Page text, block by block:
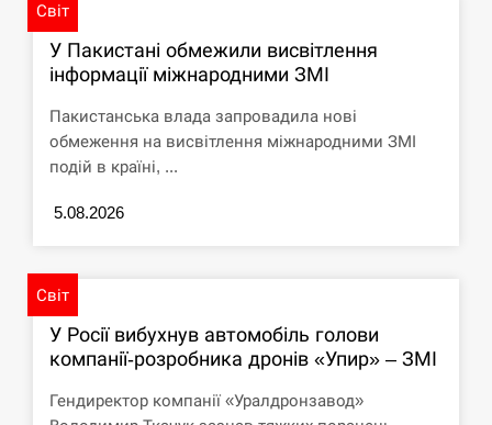
Світ
У Пакистані обмежили висвітлення
інформації міжнародними ЗМІ
Пакистанська влада запровадила нові
обмеження на висвітлення міжнародними ЗМІ
подій в країні, ...
5.08.2026
Світ
У Росії вибухнув автомобіль голови
компанії-розробника дронів «Упир» – ЗМІ
Гендиректор компанії «Уралдронзавод»